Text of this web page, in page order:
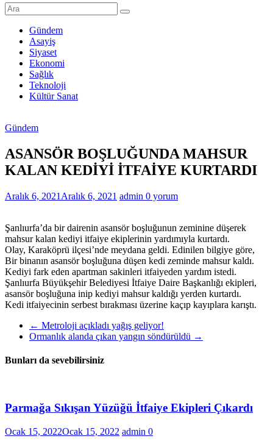
Şanlıurfa
Dakika
Şanlıurfa
Haberleri
Gündem
Asayiş
Siyaset
Ekonomi
Sağlık
Teknoloji
Kültür Sanat
Gündem
ASANSÖR BOŞLUĞUNDA MAHSUR
KALAN KEDİYİ İTFAİYE KURTARDI
Aralık 6, 2021 Aralık 6, 2021 admin 0 yorum
Şanlıurfa’da bir dairenin asansör boşluğunun zeminine düşerek
mahsur kalan kediyi itfaiye ekiplerinin yardımıyla kurtardı.
Olay, Karaköprü ilçesi’nde meydana geldi. Edinilen bilgiye göre,
Bir binanın asansör boşluğuna düşen kedi zeminde mahsur kaldı.
Kediyi fark eden apartman sakinleri itfaiyeden yardım istedi.
Şanlıurfa Büyükşehir Belediyesi İtfaiye Daire Başkanlığı ekipleri,
asansör boşluğuna inip kediyi mahsur kaldığı yerden kurtardı.
Kedi itfaiyecinin serbest bırakması üzerine kaçıp kayıplara karıştı.
← Metroloji açıkladı yağış geliyor!
Ormanlık alanda çıkan yangın söndürüldü →
Bunları da sevebilirsiniz
Parmağa Sıkışan Yüzüğü İtfaiye Ekipleri Çıkardı
Ocak 15, 2022Ocak 15, 2022 admin 0